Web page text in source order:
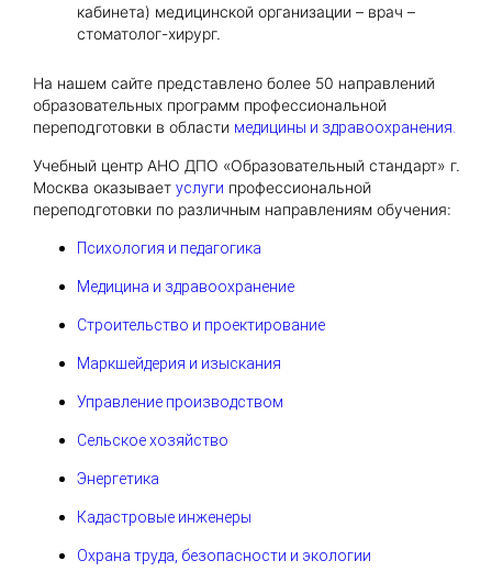
кабинета) медицинской организации – врач –
стоматолог-хирург.
На нашем сайте представлено более 50 направлений
образовательных программ профессиональной
переподготовки в области медицины и здравоохранения.
Учебный центр АНО ДПО «Образовательный стандарт» г.
Москва оказывает услуги профессиональной
переподготовки по различным направлениям обучения:
Психология и педагогика
Медицина и здравоохранение
Строительство и проектирование
Маркшейдерия и изыскания
Управление производством
Сельское хозяйство
Энергетика
Кадастровые инженеры
Охрана труда, безопасности и экологии